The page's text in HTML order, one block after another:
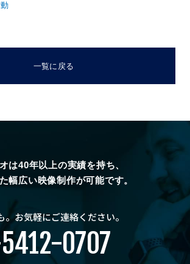
一覧に戻る
は40年以上の実績を持ち、
幅広い映像制作が可能です。
。お気軽にご連絡ください。
0707